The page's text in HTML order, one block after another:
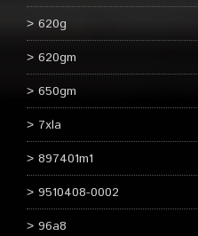
620g
620gm
650gm
7xla
897401m1
9510408-0002
96a8